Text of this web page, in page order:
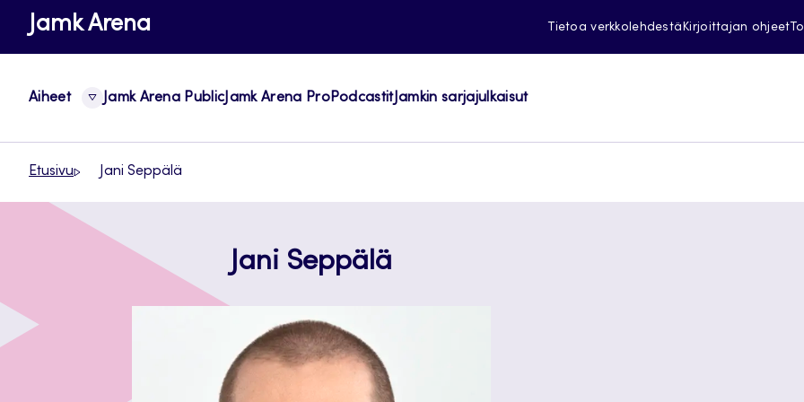
SiirryJamk Arena Tietoa verkkolehdestäKirjoittajan ohjeet
Aiheet Jamk Arena PublicJamk Arena ProPodcastitJamkin sarjajulkaisut
Etusivu Jani Seppälä
Jani Seppälä